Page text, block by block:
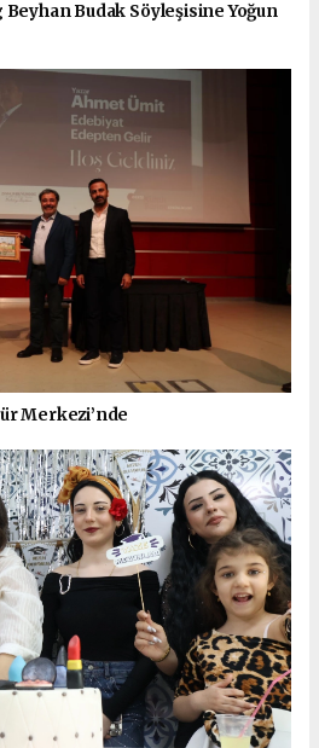
Budak Söyleşisine Yoğun
Merkezi’nde